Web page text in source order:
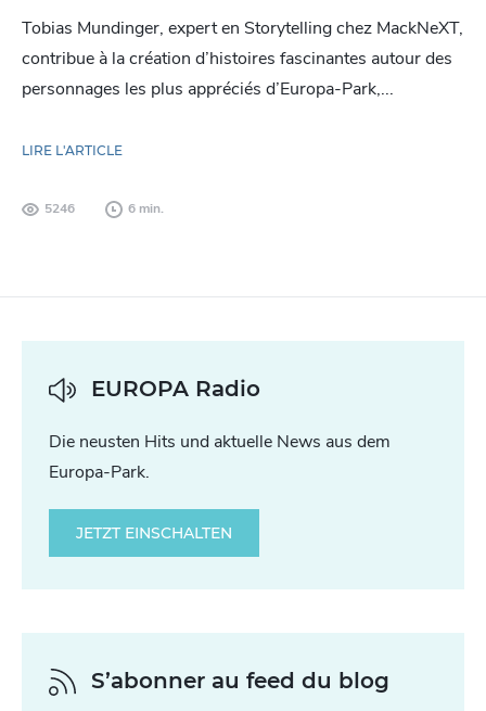
Tobias Mundinger, expert en Storytelling chez MackNeXT,
contribue à la création d’histoires fascinantes autour des
personnages les plus appréciés d’Europa-Park,...
LIRE L'ARTICLE
5246 6 min.
EUROPA Radio
Die neusten Hits und aktuelle News aus dem
Europa-Park.
JETZT EINSCHALTEN
S’abonner au feed du blog